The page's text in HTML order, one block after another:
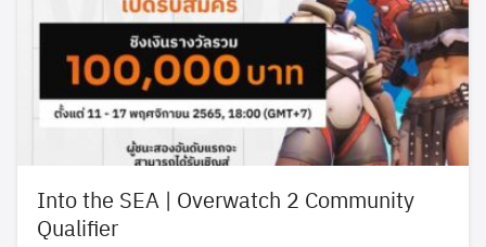
Into the SEA | Overwatch 2 Community
Qualifier